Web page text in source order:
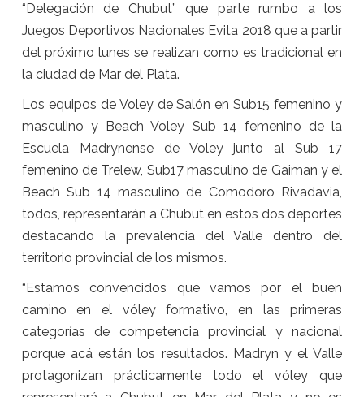
“Delegación de Chubut” que parte rumbo a los
Juegos Deportivos Nacionales Evita 2018 que a partir
del próximo lunes se realizan como es tradicional en
la ciudad de Mar del Plata.
Los equipos de Voley de Salón en Sub15 femenino y
masculino y Beach Voley Sub 14 femenino de la
Escuela Madrynense de Voley junto al Sub 17
femenino de Trelew, Sub17 masculino de Gaiman y el
Beach Sub 14 masculino de Comodoro Rivadavia,
todos, representarán a Chubut en estos dos deportes
destacando la prevalencia del Valle dentro del
territorio provincial de los mismos.
“Estamos convencidos que vamos por el buen
camino en el vóley formativo, en las primeras
categorías de competencia provincial y nacional
porque acá están los resultados. Madryn y el Valle
protagonizan prácticamente todo el vóley que